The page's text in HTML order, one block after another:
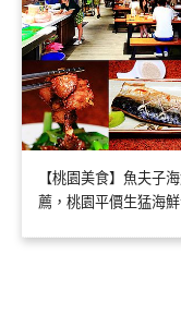
【桃園美食】魚夫子
薦，桃園平價生猛海